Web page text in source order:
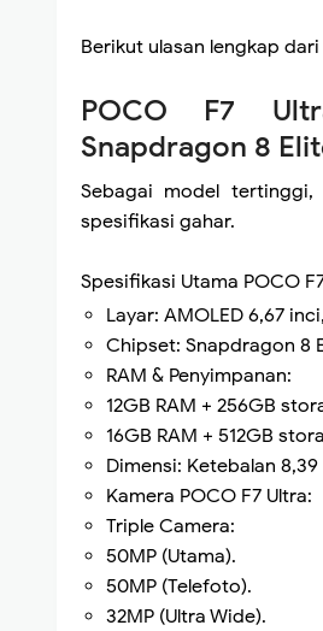
Berikut ulasan lengkap
POCO F7
Snapdragon 8
Sebagai model
spesifikasi gahar.
Spesifikasi Utama POCO
Layar: AMOLED 6,67
Chipset: Snapdragon 8
RAM & Penyimpanan:
12GB RAM + 256GB
16GB RAM + 512GB
Dimensi: Ketebalan
Kamera POCO F7 Ultra:
Triple Camera:
50MP (Utama).
50MP (Telefoto).
32MP (Ultra Wide).